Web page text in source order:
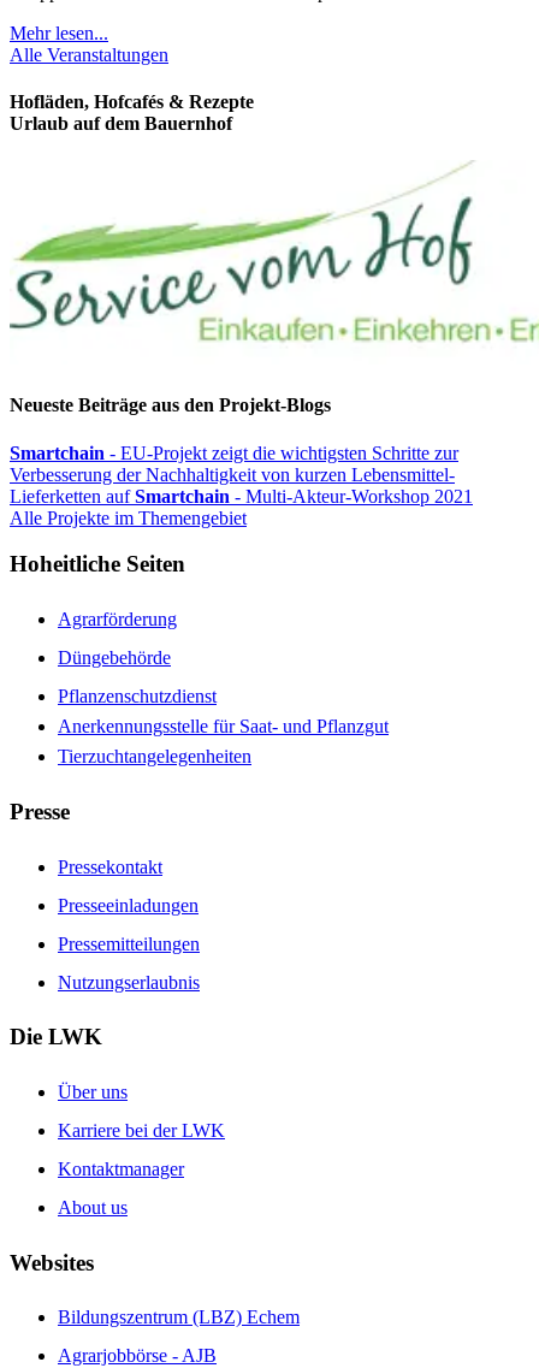
Mehr lesen...
Alle Veranstaltungen
Hofläden, Hofcafés & Rezepte
Urlaub auf dem Bauernhof
Neueste Beiträge aus den Projekt-Blogs
Smartchain - EU-Projekt zeigt die wichtigsten Schritte zur
Verbesserung der Nachhaltigkeit von kurzen Lebensmittel-
Lieferketten aufSmartchain - Multi-Akteur-Workshop 2021
Alle Projekte im Themengebiet
Hoheitliche Seiten
Agrarförderung
Düngebehörde
Pflanzenschutzdienst
Anerkennungsstelle für Saat- und Pflanzgut
Tierzuchtangelegenheiten
Presse
Pressekontakt
Presseeinladungen
Pressemitteilungen
Nutzungserlaubnis
Die LWK
Über uns
Karriere bei der LWK
Kontaktmanager
About us
Websites
Bildungszentrum (LBZ) Echem
Agrarjobbörse - AJB